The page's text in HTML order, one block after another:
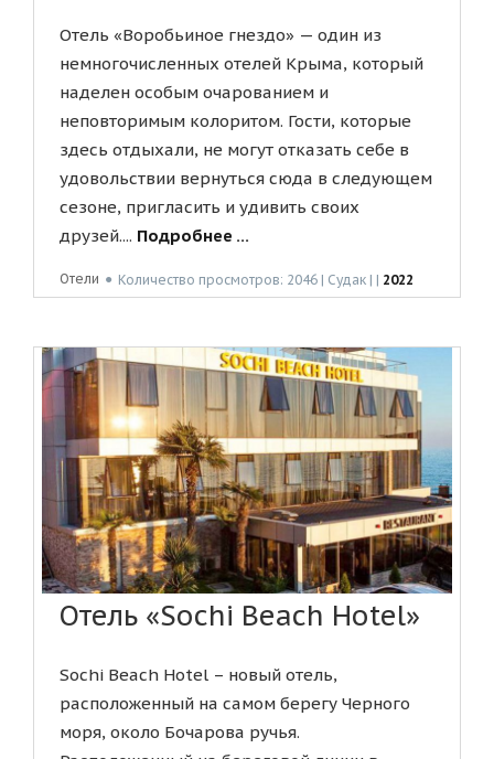
Отель «Воробьиное гнездо» — один из
немногочисленных отелей Крыма, который
наделен особым очарованием и
неповторимым колоритом. Гости, которые
здесь отдыхали, не могут отказать себе в
удовольствии вернуться сюда в следующем
сезоне, пригласить и удивить своих
друзей.... Подробнее ...
Отели ● Количество просмотров: 2046 | Судак | | 2022
Отель «Sochi Beach Hotel»
Sochi Beach Hotel – новый отель,
расположенный на самом берегу Черного
моря, около Бочарова ручья.